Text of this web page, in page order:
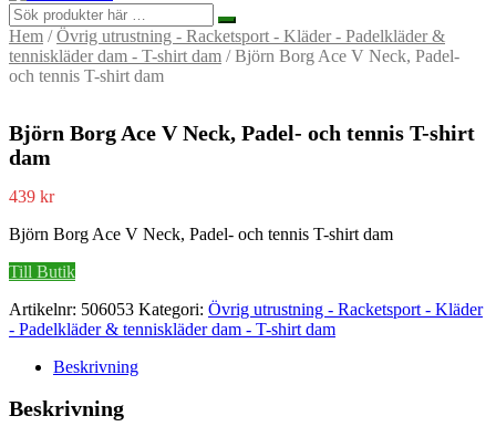
Hem /Övrig utrustning - Racketsport - Kläder - Padelkläder &
tenniskläder dam - T-shirt dam / Björn Borg Ace V Neck, Padel-
och tennis T-shirt dam
Björn Borg Ace V Neck, Padel- och tennis T-shirt
dam
439 kr
Björn Borg Ace V Neck, Padel- och tennis T-shirt dam
Till Butik
Artikelnr: 506053 Kategori: Övrig utrustning - Racketsport - Kläder
- Padelkläder & tenniskläder dam - T-shirt dam
Beskrivning
Beskrivning